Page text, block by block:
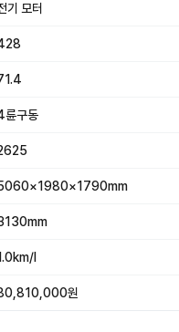
기 모터
륜구동
l
원